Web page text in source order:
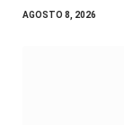
AGOSTO 8, 2026